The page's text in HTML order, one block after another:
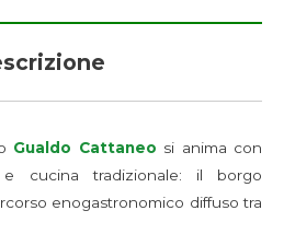
Gualdo Cattaneo si anima con
e cucina tradizionale: il borgo
enogastronomico diffuso tra